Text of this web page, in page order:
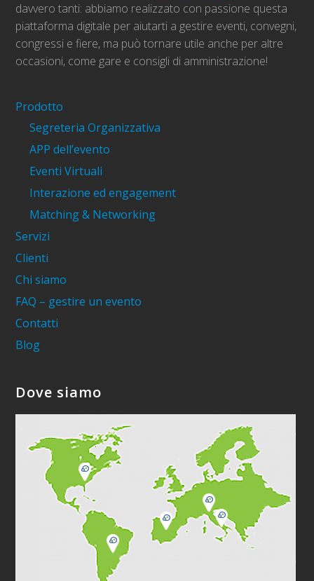
davvero tanti: abbiamo realizzato con passione questa
piattaforma digitale per aiutarti a gestire eventi, convegni,
congressi e fiere, ma può tornare utile anche per altre
occasioni, come gare e consigli di amministrazione!
Prodotto
Segreteria Organizzativa
APP dell’evento
Eventi Virtuali
Interazione ed engagement
Matching & Networking
Servizi
Clienti
Chi siamo
FAQ – gestire un evento
Contatti
Blog
Dove siamo